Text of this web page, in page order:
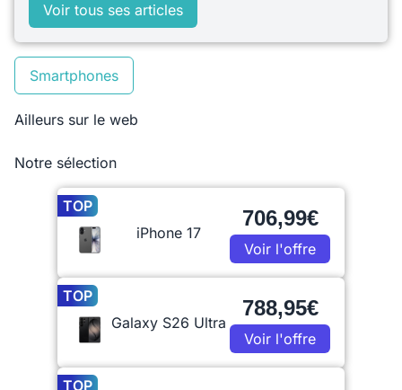
Voir tous ses articles
Smartphones
Ailleurs sur le web
Notre sélection
TOP
iPhone 17
706,99€
Voir l'offre
TOP
Galaxy S26 Ultra
788,95€
Voir l'offre
TOP